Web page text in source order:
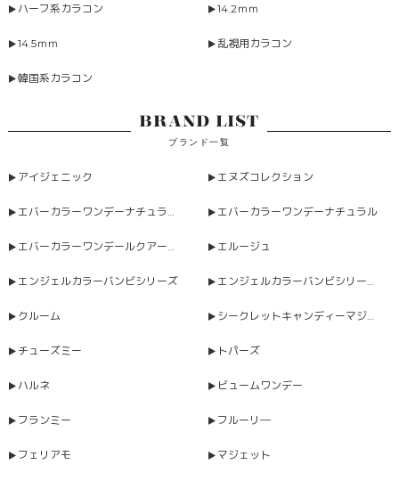
ハーフ系カラコン 14.2ｍｍ
14.5ｍｍ 乱視用カラコン
韓国系カラコン
BRAND LIST
ブランド一覧
アイジェニック エヌズコレクション
エバーカラーワンデーナチュラルモイストレーベルUV エバーカラーワンデーナチュラル
エバーカラーワンデールクアージュ エルージュ
エンジェルカラーバンビシリーズ エンジェルカラーバンビシリーズヴィンテージワンデー
クルーム シークレットキャンディーマジックワンデー
チューズミー トパーズ
ハルネ ビュームワンデー
フランミー フルーリ―
フェリアモ マジェット